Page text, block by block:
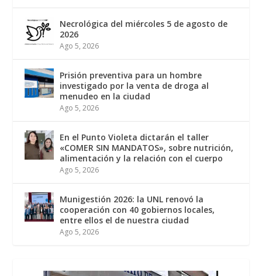
Necrológica del miércoles 5 de agosto de
2026
Ago 5, 2026
Prisión preventiva para un hombre
investigado por la venta de droga al
menudeo en la ciudad
Ago 5, 2026
En el Punto Violeta dictarán el taller
«COMER SIN MANDATOS», sobre nutrición,
alimentación y la relación con el cuerpo
Ago 5, 2026
Munigestión 2026: la UNL renovó la
cooperación con 40 gobiernos locales,
entre ellos el de nuestra ciudad
Ago 5, 2026